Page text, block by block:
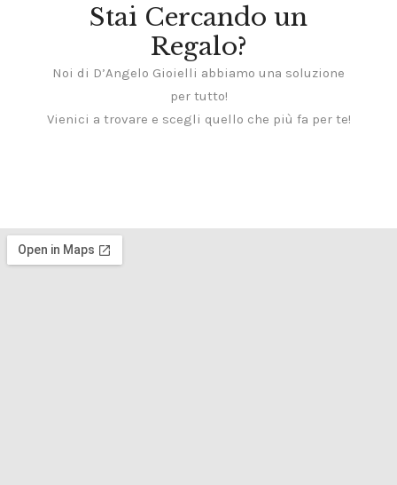
Stai Cercando un
Regalo?
Noi di D’Angelo Gioielli abbiamo una soluzione
per tutto!
Vienici a trovare e scegli quello che più fa per te!